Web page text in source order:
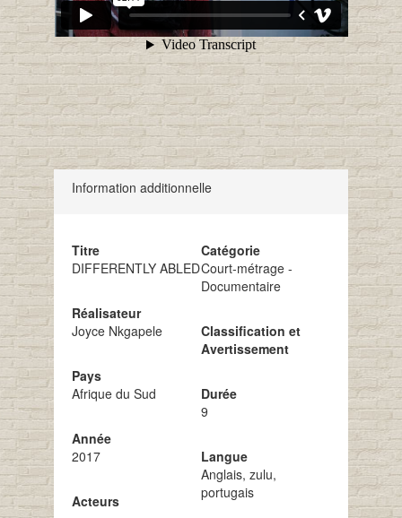
Information additionnelle
Titre
DIFFERENTLY ABLED
Réalisateur
Joyce Nkgapele
Pays
Afrique du Sud
Année
2017
Acteurs
Catégorie
Court-métrage -
Documentaire
Classification et
Avertissement
Durée
9
Langue
Anglais, zulu,
portugais